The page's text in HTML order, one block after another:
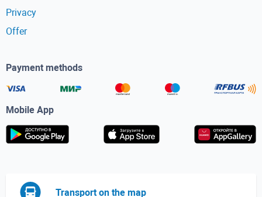
Privacy
Offer
Payment methods
Mobile App
Transport on the map